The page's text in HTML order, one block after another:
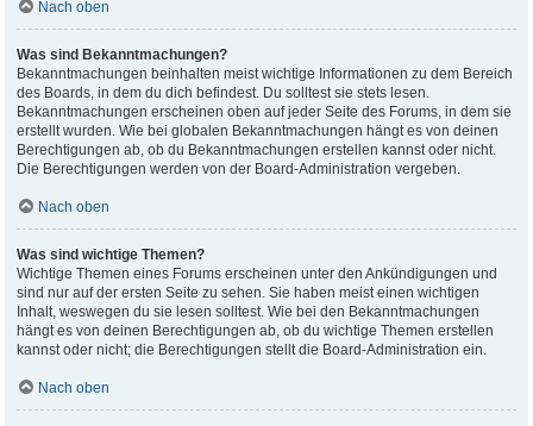
Nach oben
Was sind Bekanntmachungen?
Bekanntmachungen beinhalten meist wichtige Informationen zu dem Bereich
des Boards, in dem du dich befindest. Du solltest sie stets lesen.
Bekanntmachungen erscheinen oben auf jeder Seite des Forums, in dem sie
erstellt wurden. Wie bei globalen Bekanntmachungen hängt es von deinen
Berechtigungen ab, ob du Bekanntmachungen erstellen kannst oder nicht.
Die Berechtigungen werden von der Board-Administration vergeben.
Nach oben
Was sind wichtige Themen?
Wichtige Themen eines Forums erscheinen unter den Ankündigungen und
sind nur auf der ersten Seite zu sehen. Sie haben meist einen wichtigen
Inhalt, weswegen du sie lesen solltest. Wie bei den Bekanntmachungen
hängt es von deinen Berechtigungen ab, ob du wichtige Themen erstellen
kannst oder nicht; die Berechtigungen stellt die Board-Administration ein.
Nach oben